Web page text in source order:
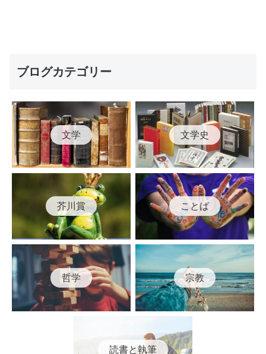
ブログカテゴリー
文学 文学史
芥川賞 ことば
哲学 宗教
読書と執筆